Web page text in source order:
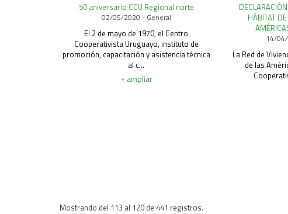
50 aniversario CCU Regional norte
02/05/2020 - General
El 2 de mayo de 1970, el Centro
Cooperativista Uruguayo, instituto de
promoción, capacitación y asistencia técnica
al c...
+ ampliar
HÁBITAT
14/
La Red de
de las
Mostrando del 113 al 120 de 441 registros.